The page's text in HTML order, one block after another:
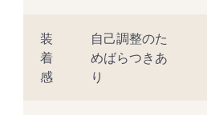
装
着
感
自己調整のた
めばらつきあ
り